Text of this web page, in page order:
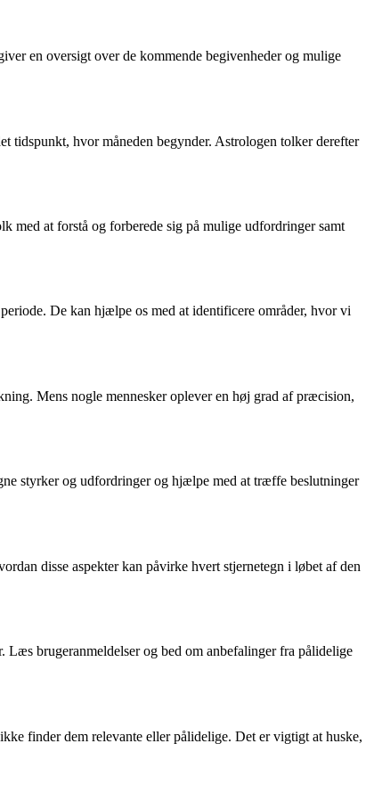
en oversigt over de kommende begivenheder og mulige
tidspunkt, hvor måneden begynder. Astrologen tolker derefter
med at forstå og forberede sig på mulige udfordringer samt
De kan hjælpe os med at identificere områder, hvor vi
Mens nogle mennesker oplever en høj grad af præcision,
styrker og udfordringer og hjælpe med at træffe beslutninger
disse aspekter kan påvirke hvert stjernetegn i løbet af den
Læs brugeranmeldelser og bed om anbefalinger fra pålidelige
finder dem relevante eller pålidelige. Det er vigtigt at huske,